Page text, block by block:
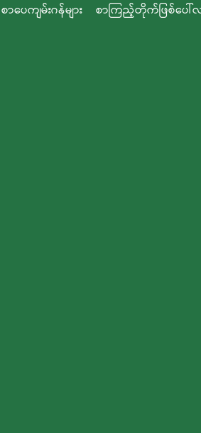
စာပေကျမ်းဂန်များ
စာကြည့်တိုက်ဖြစ်ပေါ်